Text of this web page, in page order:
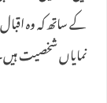
کے ساتھ کہ وہ
نمایاں شخصیت